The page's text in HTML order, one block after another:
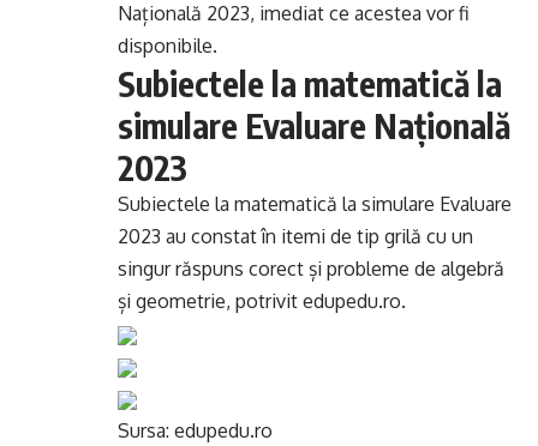
Națională 2023, imediat ce acestea vor fi
disponibile.
Subiectele la matematică la
simulare Evaluare Națională
2023
Subiectele la matematică la simulare Evaluare
2023 au constat în itemi de tip grilă cu un
singur răspuns corect și probleme de algebră
și geometrie, potrivit edupedu.ro.
Sursa: edupedu.ro